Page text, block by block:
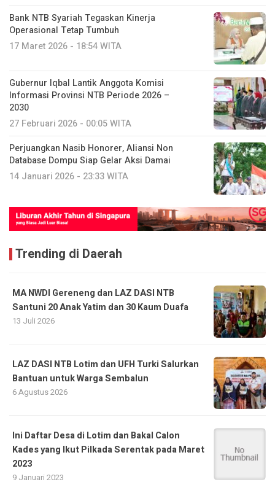
Bank NTB Syariah Tegaskan Kinerja
Operasional Tetap Tumbuh
17 Maret 2026 - 18:54 WITA
Gubernur Iqbal Lantik Anggota Komisi
Informasi Provinsi NTB Periode 2026 –
2030
27 Februari 2026 - 00:05 WITA
Perjuangkan Nasib Honorer, Aliansi Non
Database Dompu Siap Gelar Aksi Damai
14 Januari 2026 - 23:33 WITA
Trending di Daerah
MA NWDI Gereneng dan LAZ DASI NTB
Santuni 20 Anak Yatim dan 30 Kaum Duafa
13 Juli 2026
LAZ DASI NTB Lotim dan UFH Turki Salurkan
Bantuan untuk Warga Sembalun
6 Agustus 2026
Ini Daftar Desa di Lotim dan Bakal Calon
Kades yang Ikut Pilkada Serentak pada Maret
2023
9 Januari 2023